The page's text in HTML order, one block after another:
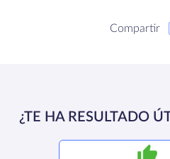
Compartir
¿TE HA RESULTADO